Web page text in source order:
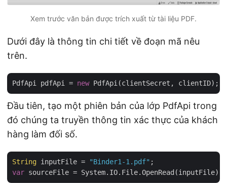
Xem trước văn bản được trích xuất từ tài liệu PDF.
Dưới đây là thông tin chi tiết về đoạn mã nêu
trên.
PdfApi pdfApi = new
Đầu tiên, tạo một phiên bản của lớp PdfApi trong
đó chúng ta truyền thông tin xác thực của khách
hàng làm đối số.
String inputFile = "Binder1-1.pdf"
var